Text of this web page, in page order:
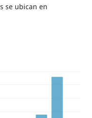
se ubican en